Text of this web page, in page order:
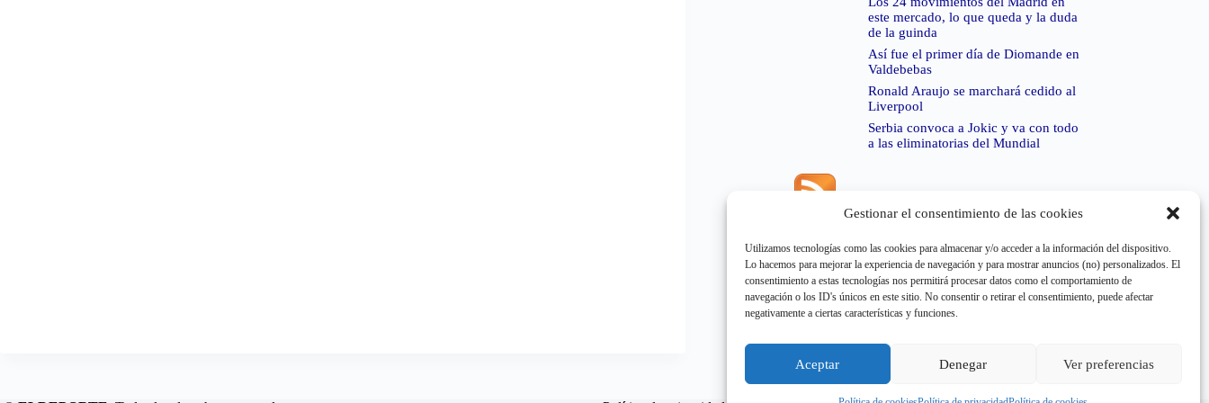
Gestionar el consentimiento de las cookies
Utilizamos tecnologías como las cookies para almacenar y/o acceder a la información del dispositivo.
Lo hacemos para mejorar la experiencia de navegación y para mostrar anuncios (no) personalizados. El
consentimiento a estas tecnologías nos permitirá procesar datos como el comportamiento de
navegación o los ID's únicos en este sitio. No consentir o retirar el consentimiento, puede afectar
negativamente a ciertas características y funciones.
Aceptar Denegar Ver preferencias
este mercado, lo que queda y la duda
de la guinda
Así fue el primer día de Diomande en
Valdebebas
Ronald Araujo se marchará cedido al
Liverpool
Serbia convoca a Jokic y va con todo
a las eliminatorias del Mundial
Error de RSS:Retrieved unsupported status code
"404"